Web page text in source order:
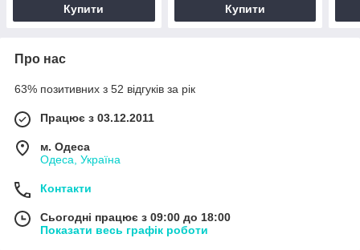
Купити Купити
Про нас
63% позитивних з 52 відгуків за рік
Працює з 03.12.2011
м. Одеса
Одеса, Україна
Контакти
Сьогодні працює з 09:00 до 18:00
Показати весь графік роботи